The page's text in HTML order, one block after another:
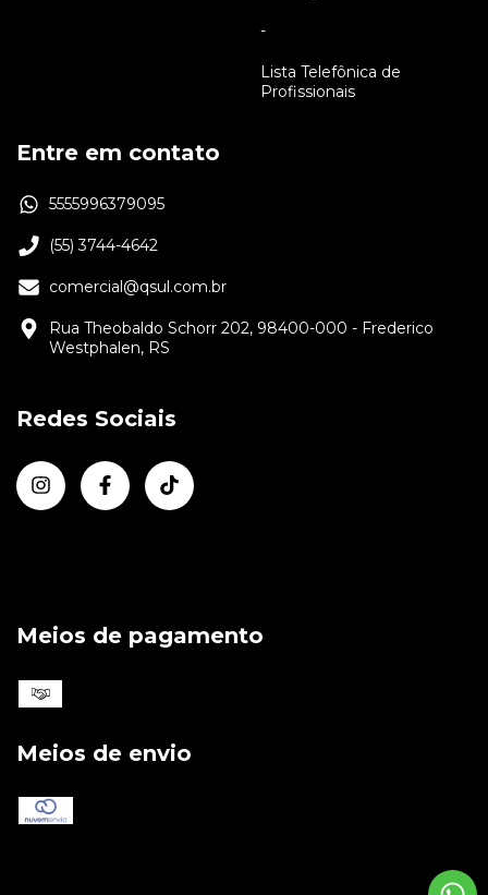
-
Lista Telefônica de
Profissionais
Entre em contato
5555996379095
(55) 3744-4642
comercial@qsul.com.br
Rua Theobaldo Schorr 202, 98400-000 - Frederico
Westphalen, RS
Redes Sociais
Meios de pagamento
Meios de envio